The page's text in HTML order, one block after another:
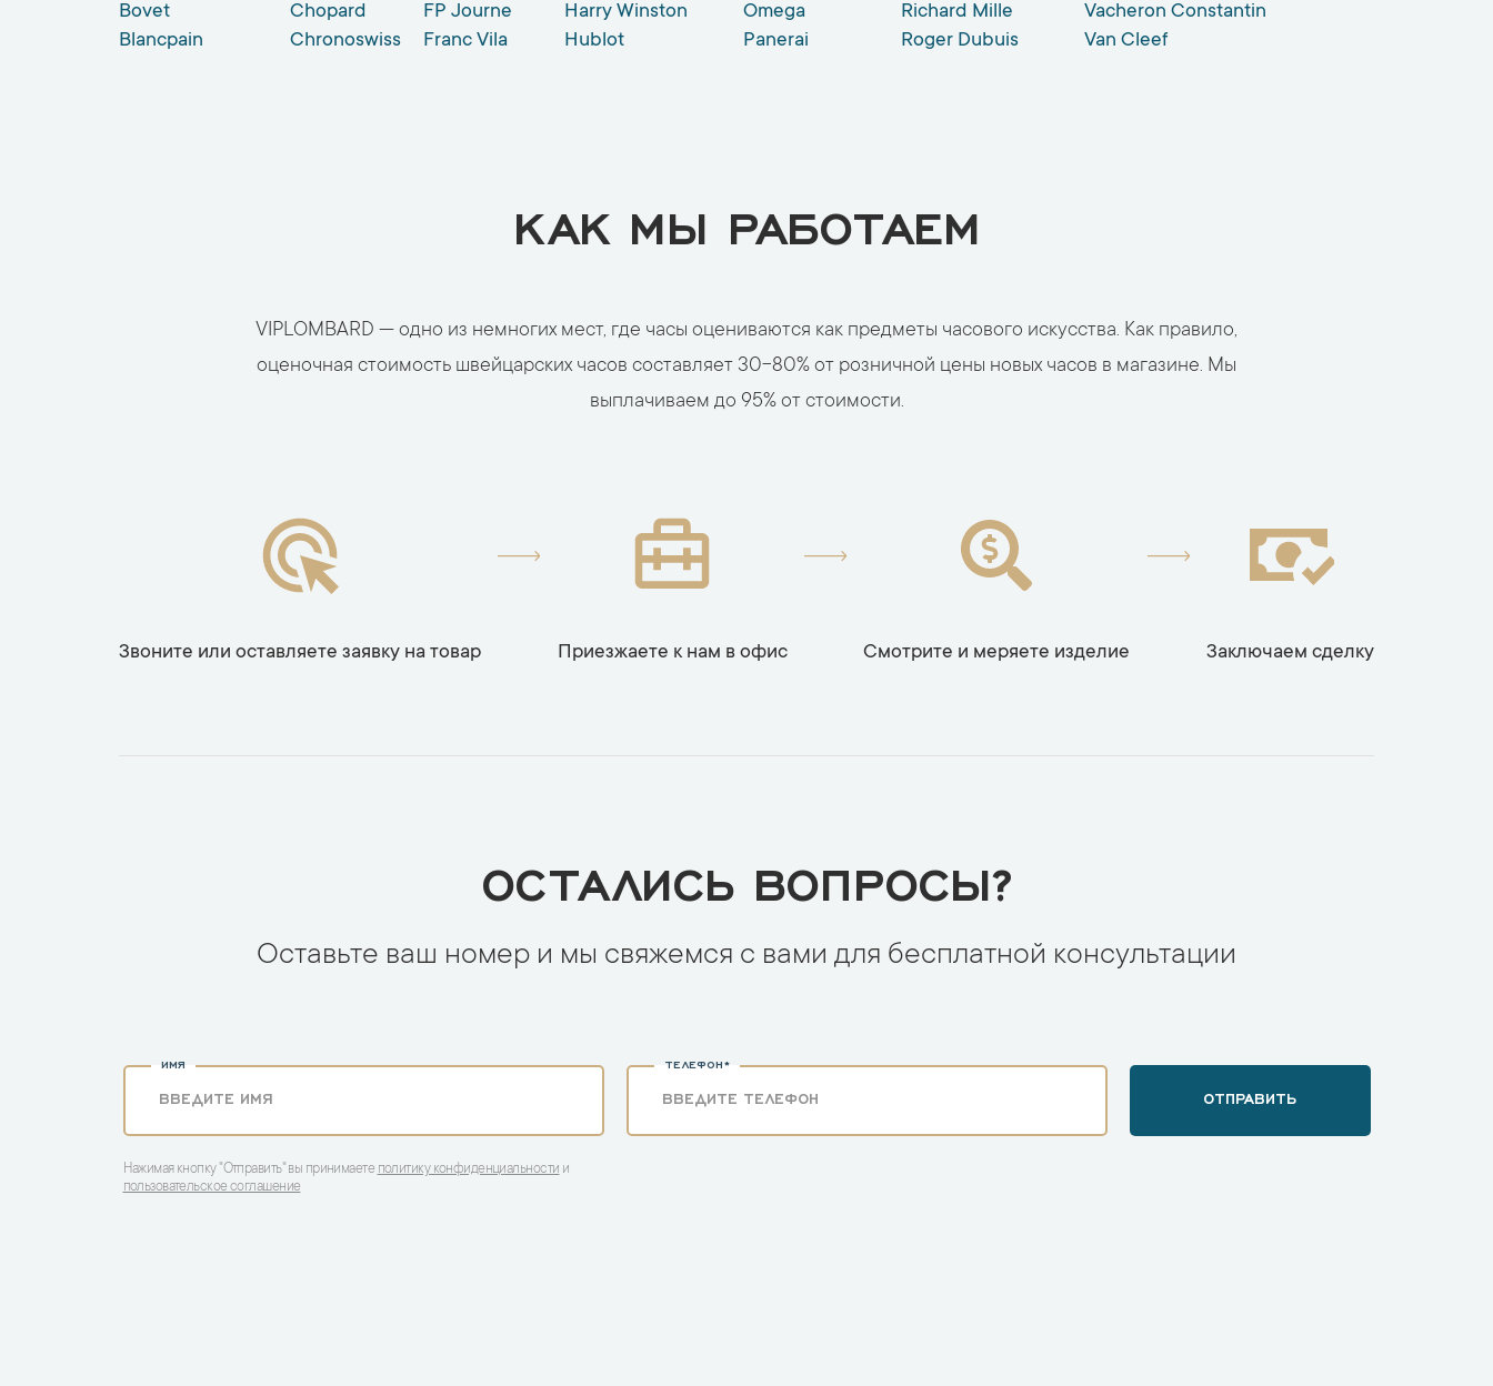
Bovet
Blancpain
Chopard
Chronoswiss
FP Journe
Franc Vila
Harry Winston
Hublot
Оmega
Panerai
Richard Mille
Roger Dubuis
Vacheron Constantin
Van Cleef
КАК МЫ РАБОТАЕМ
VIPLOMBARD — одно из немногих мест, где часы оцениваются как предметы часового искусства. Как правило,
оценочная стоимость швейцарских часов составляет 30-80% от розничной цены новых часов в магазине. Мы
выплачиваем до 95% от стоимости.
Звоните или оставляете заявку на товар Приезжаете к нам в офис Смотрите и меряете изделие Заключаем сделку
ОСТАЛИСЬ ВОПРОСЫ?
Оставьте ваш номер и мы свяжемся с вами для бесплатной консультации
ИМЯ ТЕЛЕФОН*
ОТПРАВИТЬ
Нажимая кнопку "Отправить" вы принимаете политику конфиденциальности и
пользовательское соглашение